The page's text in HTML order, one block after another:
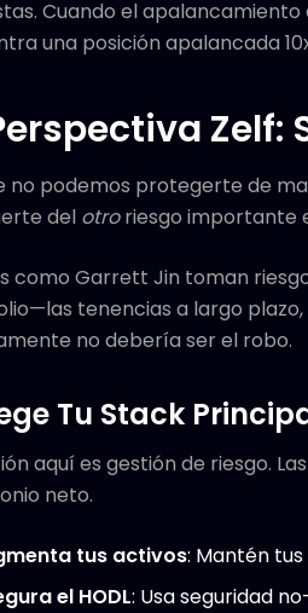
Cuando el
una posición apalancada
no podemos protegerte de
del otroriesgo importante
como Garrett Jin toman
tenencias a largo
no debería ser el robo.
Tu Stack
aquí es gestión de riesgo.
neto.
tus activos: Mantén
el HODL: Usa seguridad